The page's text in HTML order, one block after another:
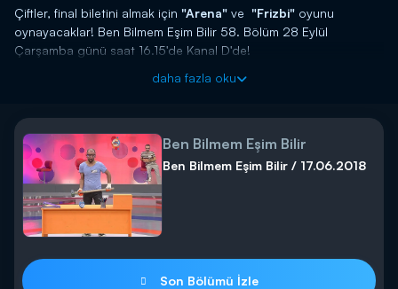
Çiftler, final biletini almak için "Arena" ve "Frizbi" oyunu
oynayacaklar! Ben Bilmem Eşim Bilir 58. Bölüm 28 Eylül
Çarşamba günü saat 16.15'de Kanal D'de!
daha fazla oku
Ben Bilmem Eşim Bilir
Ben Bilmem Eşim Bilir / 17.06.2018
Son Bölümü İzle